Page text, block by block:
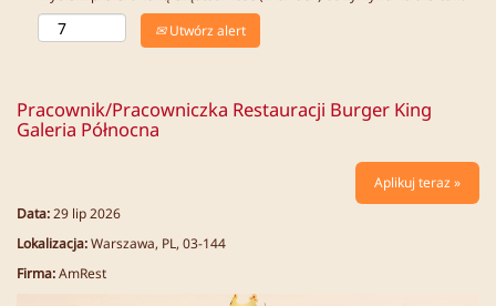
Utwórz alert
Pracownik/Pracowniczka Restauracji Burger King
Galeria Północna
Aplikuj teraz »
Data:29 lip 2026
Lokalizacja:Warszawa, PL, 03-144
Firma:AmRest